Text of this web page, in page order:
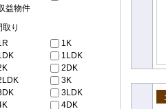
益物件
取り
1K
1LDK
2DK
3K
3LDK
4DK